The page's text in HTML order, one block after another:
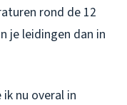
rond de 12
je leidingen dan in
nu overal in